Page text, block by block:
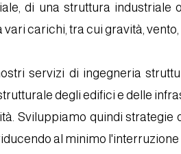
di una struttura industriale
vari carichi, tra cui gravità,
servizi di ingegneria
degli edifici e delle
Sviluppiamo quindi
al minimo